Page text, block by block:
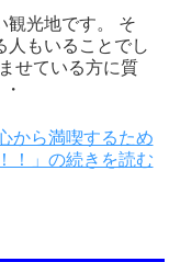
観光地です。 そ
人もいることでし
せている方に質
から満喫するため
！」の続きを読む